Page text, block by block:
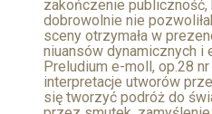
zakończenie
dobrowolnie nie
sceny otrzymała w
niuansów dynamicznych i
Preludium e-moll, op.28 nr
interpretacje utworów
się tworzyć podróż do